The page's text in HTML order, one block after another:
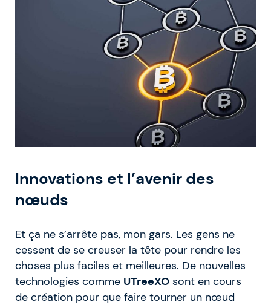
Innovations et l’avenir des
nœuds
Et ça ne s’arrête pas, mon gars. Les gens ne
cessent de se creuser la tête pour rendre les
choses plus faciles et meilleures. De nouvelles
technologies comme UTreeXO sont en cours
de création pour que faire tourner un nœud